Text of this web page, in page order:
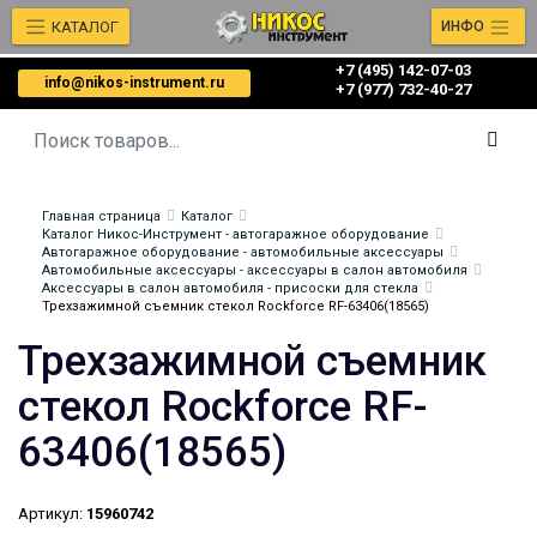
info@nikos-instrument.ru
+7 (495) 142-07-03
‎‎+7 (977) 732-40-27
КАТАЛОГ ИНФО
Главная страница
Каталог
Каталог Никос-Инструмент - автогаражное оборудование
Автогаражное оборудование - автомобильные аксессуары
Автомобильные аксессуары - аксессуары в салон автомобиля
Аксессуары в салон автомобиля - присоски для стекла
Трехзажимной съемник стекол Rockforce RF-63406(18565)
Трехзажимной съемник
стекол Rockforce RF-
63406(18565)
Артикул: 15960742